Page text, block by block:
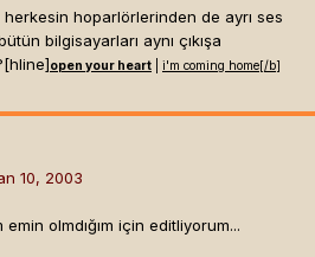
hoparlörlerinden de ayrı ses
bilgisayarları aynı çıkışa
open your heart i'm coming home[/b]
10, 2003
olmdığım için editliyorum...